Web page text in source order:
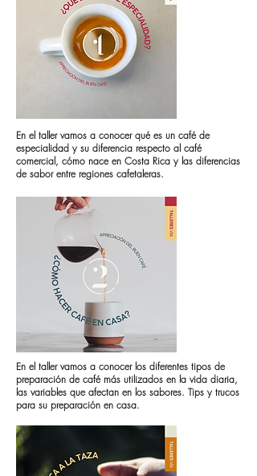
En el taller vamos a conocer qué es un café de
especialidad y su diferencia respecto al café
comercial, cómo nace en Costa Rica y las diferencias
de sabor entre regiones cafetaleras.
En el taller vamos a conocer los diferentes tipos de
preparación de café más utilizados en la vida diaria,
las variables que afectan en los sabores. Tips y trucos
para su preparación en casa.